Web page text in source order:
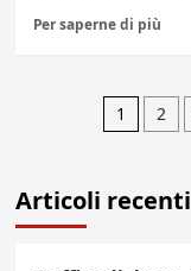
Per saperne di più
1 2
Articoli recenti